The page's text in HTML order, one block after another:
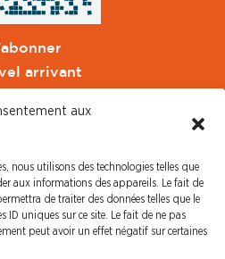
aux
nous utilisons des technologies telles que
aux informations des appareils. Le fait de
de traiter des données telles que le
ID uniques sur ce site. Le fait de ne pas
peut avoir un effet négatif sur certaines
arrivant
Cadres
Retraités